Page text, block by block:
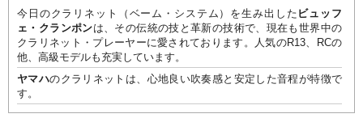
今日のクラリネット（ベーム・システム）を生み出した ビュッフ
ェ・クランポンは、その伝統の技と革新の技術で、現在も世界中の
クラリネット・プレーヤーに愛されております。人気のR13、RCの
他、高級モデルも充実しています。
ヤマハのクラリネットは、心地良い吹奏感と安定した音程が特徴で
す。